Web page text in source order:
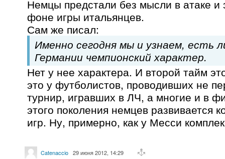
Немцы предстали без мысли в атаке и
фоне игры итальянцев.
Сам же писал:
Именно сегодня мы и узнаем, есть
Германии чемпионский характер.
Нет у нее характера. И второй тайм
это у футболистов, проводивших не
турнир, игравших в ЛЧ, а многие и в
этого поколения немцев развивается
игр. Ну, примерно, как у Месси
Catenaccio 29 июня 2012, 14:29